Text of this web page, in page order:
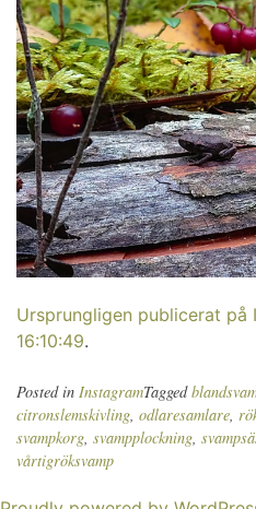
Ursprungligen publicerat
16:10:49.
Posted in InstagramTagged
citronslemskivling, odlaresamlare,
svampkorg, svampplockning,
vårtigröksvamp